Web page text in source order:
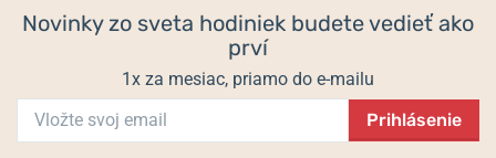
Novinky zo sveta hodiniek budete vedieť ako
prví
1x za mesiac, priamo do e-mailu
Prihlásenie